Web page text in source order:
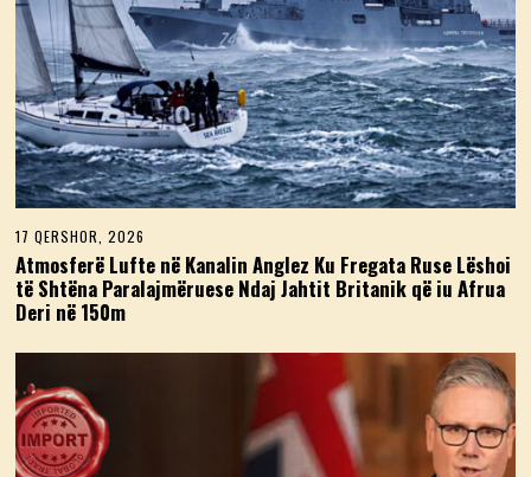
17 QERSHOR, 2026
Q
E
H
Atmosferë Lufte në Kanalin Anglez Ku Fregata Ruse Lëshoi
të Shtëna Paralajmëruese Ndaj Jahtit Britanik që iu Afrua
Deri në 150m